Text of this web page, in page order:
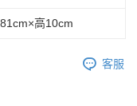
高10cm
客服